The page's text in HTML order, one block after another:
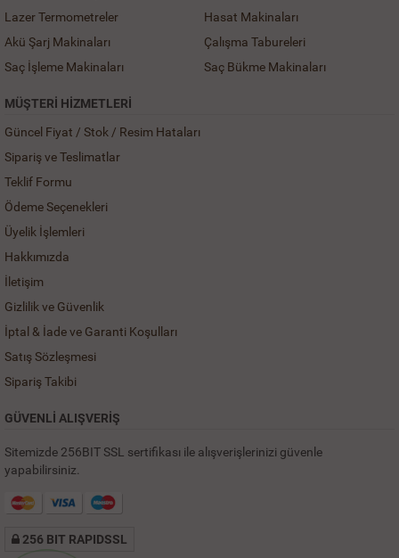
Lazer Termometreler
Hasat Makinaları
Akü Şarj Makinaları
Çalışma Tabureleri
Saç İşleme Makinaları
Saç Bükme Makinaları
MÜŞTERI HIZMETLERI
Güncel Fiyat / Stok / Resim Hataları
Sipariş ve Teslimatlar
Teklif Formu
Ödeme Seçenekleri
Üyelik İşlemleri
Hakkımızda
İletişim
Gizlilik ve Güvenlik
İptal & İade ve Garanti Koşulları
Satış Sözleşmesi
Sipariş Takibi
GÜVENLİ ALIŞVERİŞ
Sitemizde 256BIT SSL sertifikası ile alışverişlerinizi güvenle
yapabilirsiniz.
256 BIT RAPIDSSL